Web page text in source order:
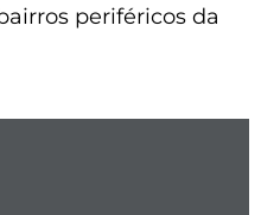
periféricos da